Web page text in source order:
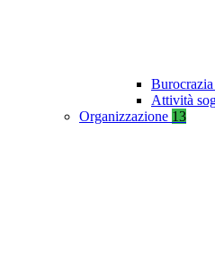
Attività
Organizzazione 13